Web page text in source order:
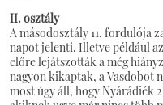
II. osztály
A másodosztály 11. fordulója
napot jelenti. Illetve például
előre lejátszották a még
nagyon kikaptak, a Vasdobot
most úgy áll, hogy Nyárádiék